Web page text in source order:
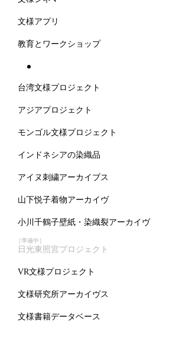
文様アプリ
教育とワークショップ
台湾文様プロジェクト
アジアプロジェクト
モンゴル文様プロジェクト
インドネシアの染織品
アイヌ刺繍アーカイブス
山下悦子着物アーカイヴ
小川千鶴子壁紙・染織裂アーカイヴ
［準備中］
日光東照宮プロジェクト
VR文様プロジェクト
文様研究所アーカイヴス
文様書籍データベース